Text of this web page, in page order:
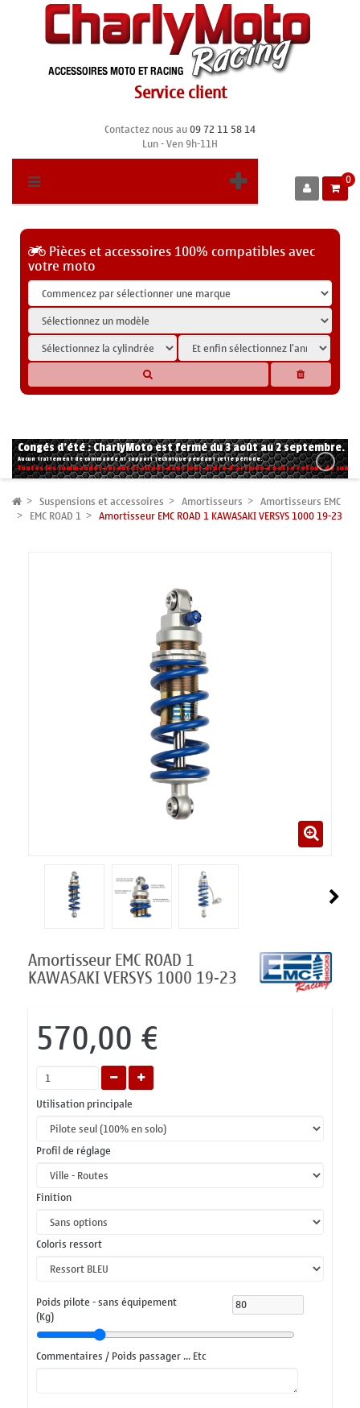
Service client
Contactez nous au09 72 11 58 14
Lun - Ven 9h-11H
0
Pièces et accessoires 100% compatibles avec
votre moto
Congés d'été : CharlyMoto est fermé du 3 août au 2 septembre.
Aucun traitement de commande ni support technique pendant cette période.
Toutes les commandes seront traitées dans leur ordre d'arrivée à notre retour de
Suspensions et accessoires Amortisseurs Amortisseurs EMC
EMC ROAD 1 Amortisseur EMC ROAD 1 KAWASAKI VERSYS 1000 19-23
Amortisseur EMC ROAD 1
KAWASAKI VERSYS 1000 19-23
570,00 €
Utilisation principale
Profil de réglage
Finition
Coloris ressort
Poids pilote - sans équipement
(Kg)
Commentaires / Poids passager ... Etc